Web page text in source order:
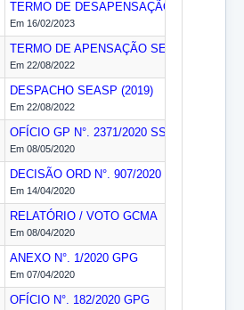
TERMO DE DESAPENSAÇÃO
Em 16/02/2023
TERMO DE APENSAÇÃO SEGECEX
Em 22/08/2022
DESPACHO SEASP (2019)
Em 22/08/2022
OFÍCIO GP N°. 2371/2020 SS/GAB
Em 08/05/2020
DECISÃO ORD N°. 907/2020
Em 14/04/2020
RELATÓRIO / VOTO GCMA
Em 08/04/2020
ANEXO N°. 1/2020 GPG
Em 07/04/2020
OFÍCIO N°. 182/2020 GPG